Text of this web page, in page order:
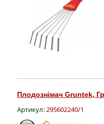
Плодознімач Gruntek,
Артикул:295602240/1